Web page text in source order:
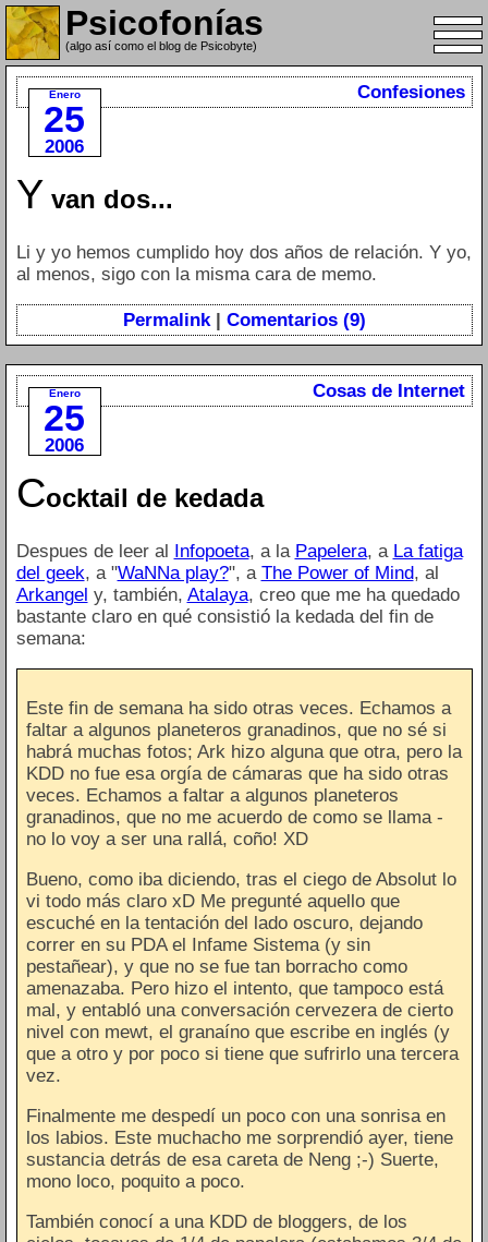
Psicofonías
(algo así como el blog de Psicobyte)
Enero
25
2006
Confesiones
Y van dos...
Li y yo hemos cumplido hoy dos años de relación. Y yo,
al menos, sigo con la misma cara de memo.
Permalink| Comentarios (9)
Enero
25
2006
Cosas de Internet
Cocktail de kedada
Despues de leer al Infopoeta, a la Papelera, a La fatiga
del geek, a "WaNNa play?", a The Power of Mind, al
Arkangel y, también, Atalaya, creo que me ha quedado
bastante claro en qué consistió la kedada del fin de
semana:
Este fin de semana ha sido otras veces. Echamos a
faltar a algunos planeteros granadinos, que no sé si
habrá muchas fotos; Ark hizo alguna que otra, pero la
KDD no fue esa orgía de cámaras que ha sido otras
veces. Echamos a faltar a algunos planeteros
granadinos, que no me acuerdo de como se llama -
no lo voy a ser una rallá, coño! XD
Bueno, como iba diciendo, tras el ciego de Absolut lo
vi todo más claro xD Me pregunté aquello que
escuché en la tentación del lado oscuro, dejando
correr en su PDA el Infame Sistema (y sin
pestañear), y que no se fue tan borracho como
amenazaba. Pero hizo el intento, que tampoco está
mal, y entabló una conversación cervezera de cierto
nivel con mewt, el granaíno que escribe en inglés (y
que a otro y por poco si tiene que sufrirlo una tercera
vez.
Finalmente me despedí un poco con una sonrisa en
los labios. Este muchacho me sorprendió ayer, tiene
sustancia detrás de esa careta de Neng ;-) Suerte,
mono loco, poquito a poco.
También conocí a una KDD de bloggers, de los